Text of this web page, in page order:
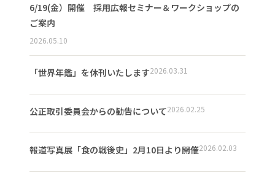
6/19(金）開催 採用広報セミナー＆ワークショップの
ご案内
2026.05.10
「世界年鑑」を休刊いたします2026.03.31
公正取引委員会からの勧告について2026.02.25
報道写真展「食の戦後史」2月10日より開催2026.02.03